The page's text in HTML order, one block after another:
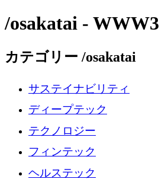
/osakatai - WWW3
カテゴリー /osakatai
サステイナビリティ
ディープテック
テクノロジー
フィンテック
ヘルステック